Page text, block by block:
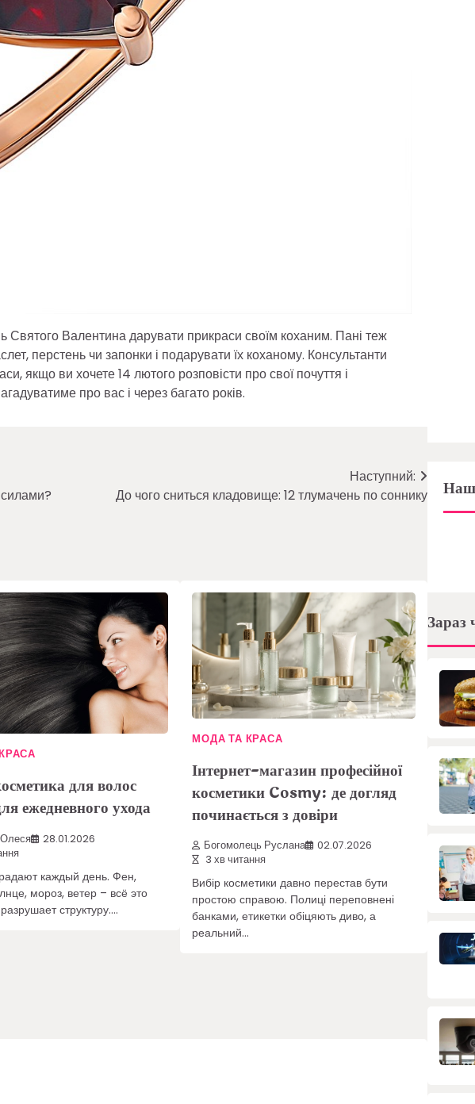
Святого Валентина дарувати прикраси своїм коханим. Пані теж
перстень чи запонки і подарувати їх коханому. Консультанти
якщо ви хочете 14 лютого розповісти про свої почуття і
про вас і через багато років.
Наступний:
До чого сниться кладовище: 12 тлумачень по соннику
для волос
ежедневного ухода
28.01.2026
каждый день. Фен,
мороз, ветер – всё это
структуру.…
МОДА ТА КРАСА
Інтернет-магазин професійної
косметики Cosmy: де догляд
починається з довіри
Богомолець Руслана
02.07.2026
3 хв читання
Вибір косметики давно перестав бути
простою справою. Полиці переповнені
банками, етикетки обіцяють диво, а
реальний…
Наш
Зараз